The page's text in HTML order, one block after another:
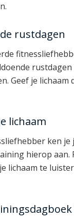
rustdagen
Geef je
lichaam
ken je
hierop
lichaam te